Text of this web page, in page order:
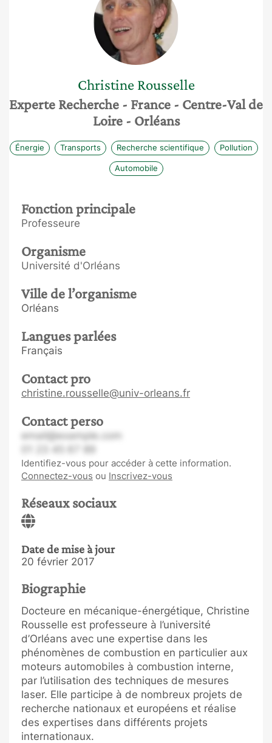
Christine Rousselle
Experte Recherche - France - Centre-Val de
Loire - Orléans
Énergie Transports Recherche scientifique Pollution
Automobile
Fonction principale
Professeure
Organisme
Université d'Orléans
Ville de l’organisme
Orléans
Langues parlées
Français
Contact pro
christine.rousselle@univ-orleans.fr
Contact perso
email@example.com
Identifiez-vous pour accéder à cette information.
Connectez-vous ou Inscrivez-vous
Réseaux sociaux
Date de mise à jour
20 février 2017
Biographie
Docteure en mécanique-énergétique, Christine
Rousselle est professeure à l’université
d’Orléans avec une expertise dans les
phénomènes de combustion en particulier aux
moteurs automobiles à combustion interne,
par l’utilisation des techniques de mesures
laser. Elle participe à de nombreux projets de
recherche nationaux et européens et réalise
des expertises dans différents projets
internationaux.